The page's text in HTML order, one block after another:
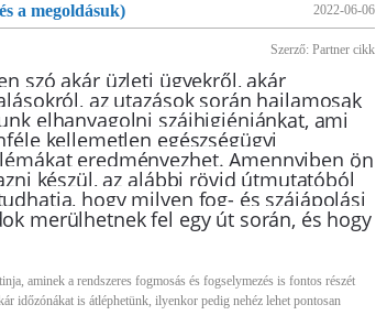
a megoldásuk) 2022-06-06
Szerző: Partner cikk
szó akár üzleti ügyekről, akár
az utazások során hajlamosak
elhanyagolni szájhigiéniánkat, ami
kellemetlen egészségügyi
eredményezhet. Amennyiben ön
készül, az alábbi rövid útmutatóból
hogy milyen fog- és szájápolási
merülhetnek fel egy út során, és hogy
aminek a rendszeres fogmosás és fogselymezés is fontos részét
időzónákat is átléphetünk, ilyenkor pedig nehéz lehet pontosan